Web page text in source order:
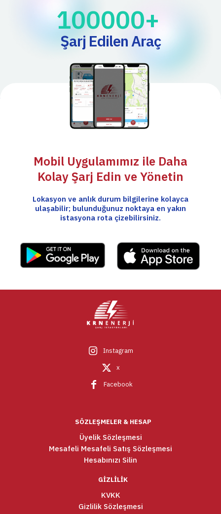
100000+
Şarj Edilen Araç
Mobil Uygulamımız ile Daha
Kolay Şarj Edin ve Yönetin
Lokasyon ve anlık durum bilgilerine kolayca
ulaşabilir; bulunduğunuz noktaya en yakın
istasyona rota çizebilirsiniz.
Instagram
x
Facebook
SÖZLEŞMELER & HESAP
Üyelik Sözleşmesi
Mesafeli Mesafeli Satış Sözleşmesi
Hesabınızı Silin
GİZLİLİK
KVKK
Gizlilik Sözleşmesi